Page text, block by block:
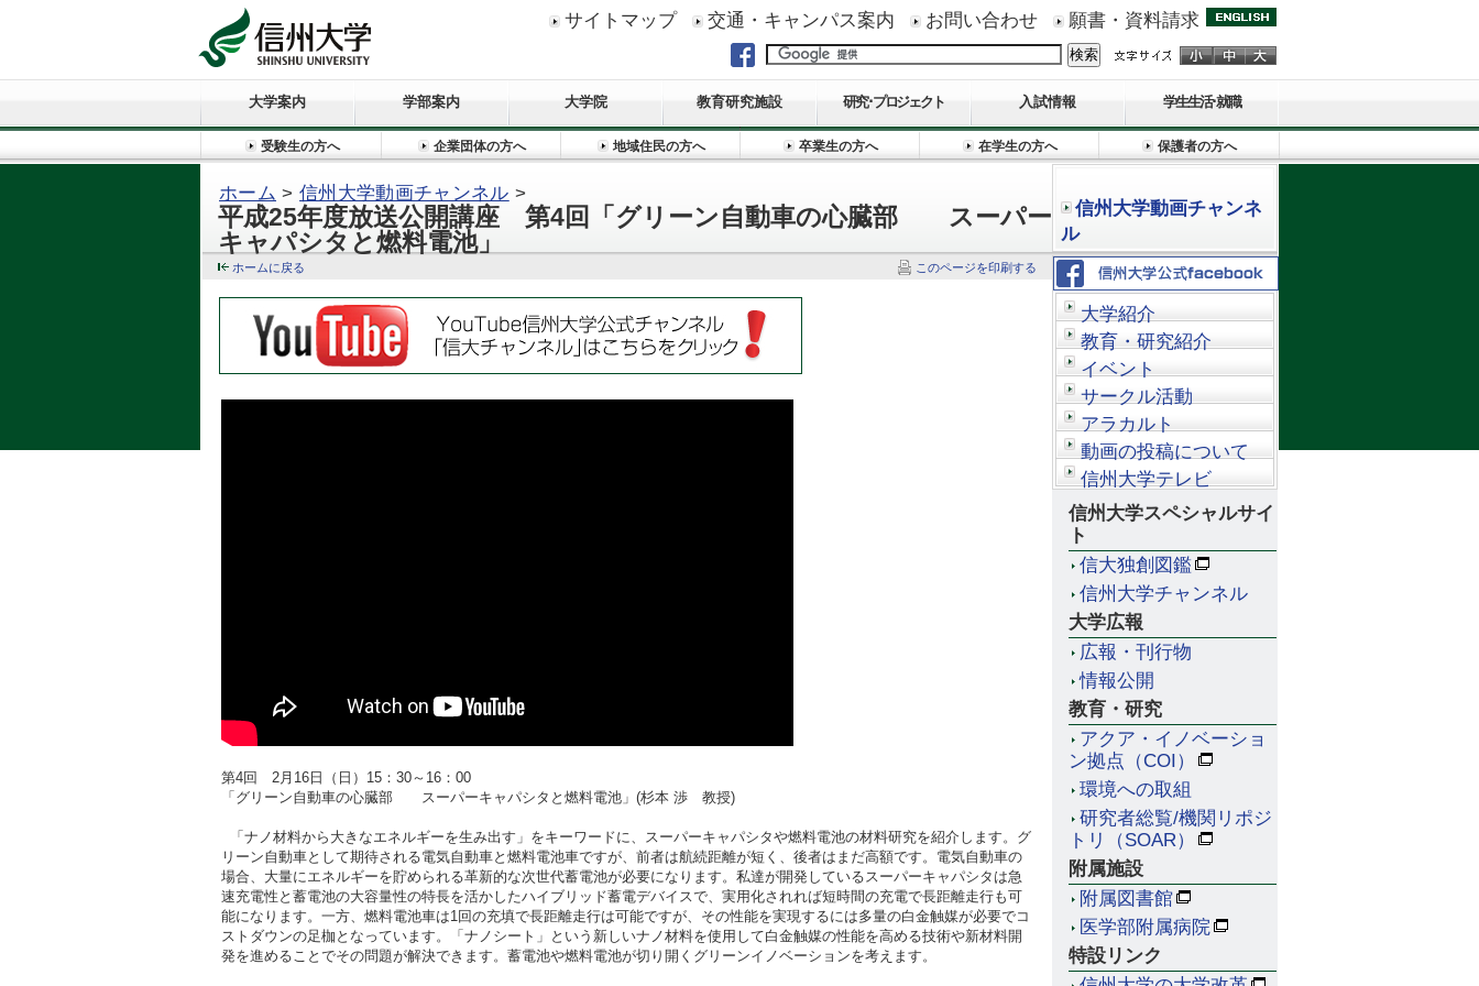
サイトマップ 交通・キャンパス案内 お問い合わせ 願書・資料請求
大学案内 学部案内 大学院 教育研究施設 研究･プロジェクト 入試情報 学生生活･就職
受験生の方へ 企業団体の方へ 地域住民の方へ 卒業生の方へ 在学生の方へ 保護者の方へ
ホーム >信州大学動画チャンネル >
平成25年度放送公開講座 第4回「グリーン自動車の心臓部 スーパー
キャパシタと燃料電池」
ホームに戻る このページを印刷する
第4回 2月16日（日）15：30～16：00
「グリーン自動車の心臓部 スーパーキャパシタと燃料電池」(杉本 渉 教授)
「ナノ材料から大きなエネルギーを生み出す」をキーワードに、スーパーキャパシタや燃料電池の材料研究を紹介します。グ
リーン自動車として期待される電気自動車と燃料電池車ですが、前者は航続距離が短く、後者はまだ高額です。電気自動車の
場合、大量にエネルギーを貯められる革新的な次世代蓄電池が必要になります。私達が開発しているスーパーキャパシタは急
速充電性と蓄電池の大容量性の特長を活かしたハイブリッド蓄電デバイスで、実用化されれば短時間の充電で長距離走行も可
能になります。一方、燃料電池車は1回の充填で長距離走行は可能ですが、その性能を実現するには多量の白金触媒が必要でコ
ストダウンの足枷となっています。「ナノシート」という新しいナノ材料を使用して白金触媒の性能を高める技術や新材料開
発を進めることでその問題が解決できます。蓄電池や燃料電池が切り開くグリーンイノベーションを考えます。
信州大学動画チャンネ
ル
大学紹介
教育・研究紹介
イベント
サークル活動
アラカルト
動画の投稿について
信州大学テレビ
信州大学スペシャルサイ
ト
信大独創図鑑
信州大学チャンネル
大学広報
広報・刊行物
情報公開
教育・研究
アクア・イノベーショ
ン拠点（COI）
環境への取組
研究者総覧/機関リポジ
トリ（SOAR）
附属施設
附属図書館
医学部附属病院
特設リンク